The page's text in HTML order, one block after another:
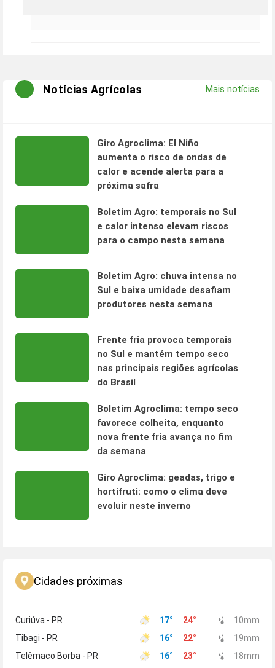
Notícias Agrícolas Mais notícias
Giro Agroclima: El Niño
aumenta o risco de ondas de
calor e acende alerta para a
próxima safra
Boletim Agro: temporais no Sul
e calor intenso elevam riscos
para o campo nesta semana
Boletim Agro: chuva intensa no
Sul e baixa umidade desafiam
produtores nesta semana
Frente fria provoca temporais
no Sul e mantém tempo seco
nas principais regiões agrícolas
do Brasil
Boletim Agroclima: tempo seco
favorece colheita, enquanto
nova frente fria avança no fim
da semana
Giro Agroclima: geadas, trigo e
hortifruti: como o clima deve
evoluir neste inverno
Cidades próximas
Curiúva - PR 17° 24° 10mm
Tibagi - PR
16° 22° 19mm
Telêmaco Borba - PR
16° 23° 18mm